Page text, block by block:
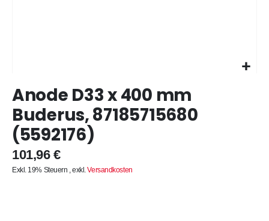
Anfang
Bildergalerie
springen
Anode D33 x 400 mm
Buderus, 87185715680
(5592176)
101,96 €
Exkl. 19% Steuern ,exkl.Versandkosten